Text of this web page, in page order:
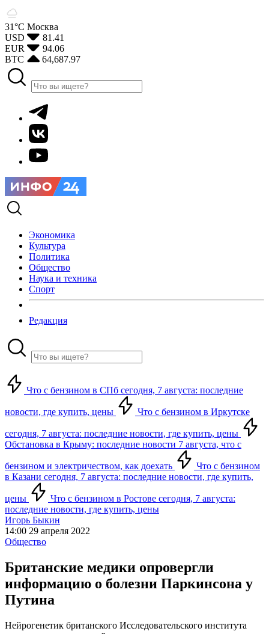
31°С Москва
USD
81.41
EUR
94.06
BTC
64,687.97
Экономика
Культура
Политика
Общество
Наука и техника
Спорт
Редакция
Что с бензином в СПб сегодня, 7 августа: последние
новости, где купить, цены Что с бензином в Иркутске
сегодня, 7 августа: последние новости, где купить, цены
Обстановка в Крыму: последние новости 7 августа, что с
бензином и электричеством, как доехать
Что с бензином
в Казани сегодня, 7 августа: последние новости, где купить,
цены
Что с бензином в Ростове сегодня, 7 августа:
последние новости, где купить, цены
Игорь Быкин
14:00 29 апреля 2022
Общество
Британские медики опровергли
информацию о болезни Паркинсона у
Путина
Нейрогенетик британского Исследовательского института